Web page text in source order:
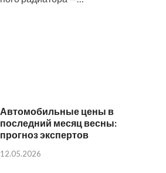
Автомобильные цены в
последний месяц весны:
прогноз экспертов
12.05.2026